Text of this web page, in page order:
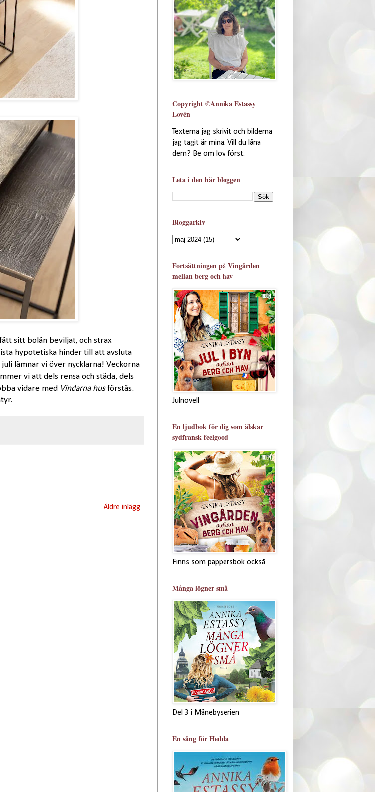
sitt bolån beviljat, och strax
hypotetiska hinder till att avsluta
lämnar vi över nycklarna! Veckorna
vi att dels rensa och städa, dels
vidare med Vindarna husförstås.
Äldre inlägg
Copyright ©Annika Estassy
Lovén
Texterna jag skrivit och bilderna
jag tagit är mina. Vill du låna
dem? Be om lov först.
Leta i den här bloggen
Bloggarkiv
Fortsättningen på Vingården
mellan berg och hav
Julnovell
En ljudbok för dig som älskar
sydfransk feelgood
Finns som pappersbok också
Många lögner små
Del 3 i Månebyserien
En sång för Hedda